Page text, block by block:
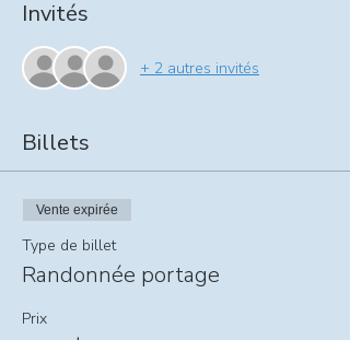
Invités
+ 2 autres invités
Billets
Vente expirée
Type de billet
Randonnée portage
Prix